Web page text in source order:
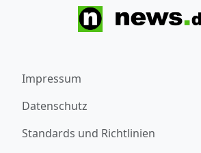
Impressum
Datenschutz
Standards und Richtlinien